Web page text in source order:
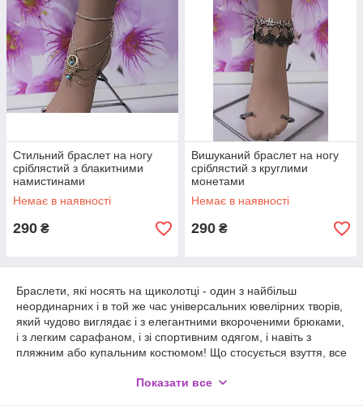
Стильний браслет на ногу
сріблястий з блакитними
намистинами
Немає в наявності
290 ₴
Вишуканий браслет на ногу
сріблястий з круглими
монетами
Немає в наявності
290 ₴
Браслети, які носять на щиколотці - один з найбільш
неординарних і в той же час універсальних ювелірних творів,
який чудово виглядає і з елегантними вкороченими брюками,
і з легким сарафаном, і зі спортивним одягом, і навіть з
пляжним або купальним костюмом! Що стосується взуття, все
діловому стилі і можуть доповнити строгі туфлі. Креативні
Показати все